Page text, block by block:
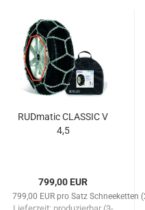
Stk)
RUDmatic CLASSIC V
4,5
799,00 EUR
799,00 EUR pro Satz Schneeketten